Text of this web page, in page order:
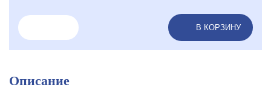
В КОРЗИНУ
Описание